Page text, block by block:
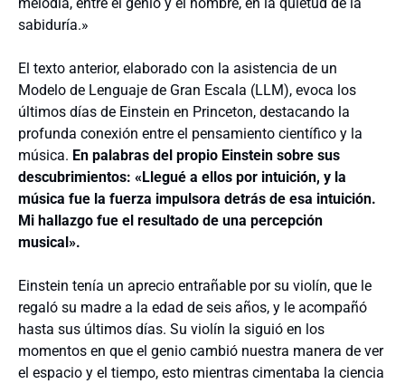
sabiduría.»
El texto anterior, elaborado con la asistencia de un
Modelo de Lenguaje de Gran Escala (LLM), evoca los
últimos días de Einstein en Princeton, destacando la
profunda conexión entre el pensamiento científico y la
música. En palabras del propio Einstein sobre sus
descubrimientos: «Llegué a ellos por intuición, y la
música fue la fuerza impulsora detrás de esa intuición.
Mi hallazgo fue el resultado de una percepción
musical».
Einstein tenía un aprecio entrañable por su violín, que le
regaló su madre a la edad de seis años, y le acompañó
hasta sus últimos días. Su violín la siguió en los
momentos en que el genio cambió nuestra manera de ver
el espacio y el tiempo, esto mientras cimentaba la ciencia